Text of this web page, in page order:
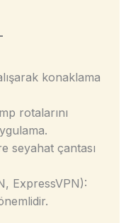
konaklama
rotalarını
seyahat çantası
ExpressVPN):